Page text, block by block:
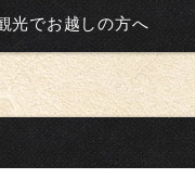
光でお越しの方へ